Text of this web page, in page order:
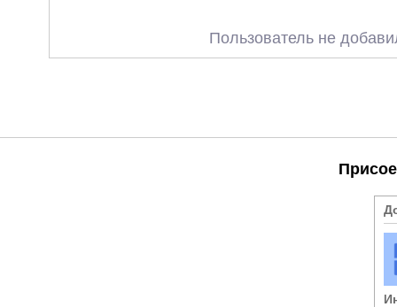
Пользователь не